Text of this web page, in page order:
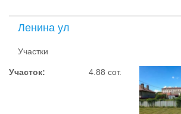
Ленина ул
Участки
Участок: 4.88 сот.